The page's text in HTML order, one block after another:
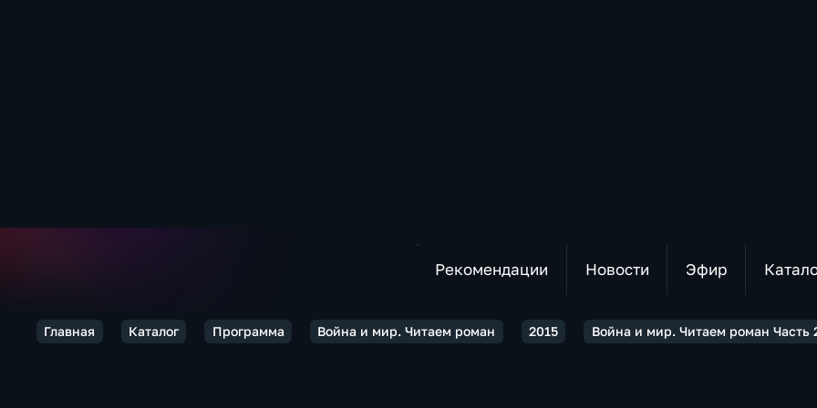
Рекомендации Новости Эфир
Главная Каталог Программа Война и мир. Читаем роман 2015 Война и мир. Читаем роман Часть